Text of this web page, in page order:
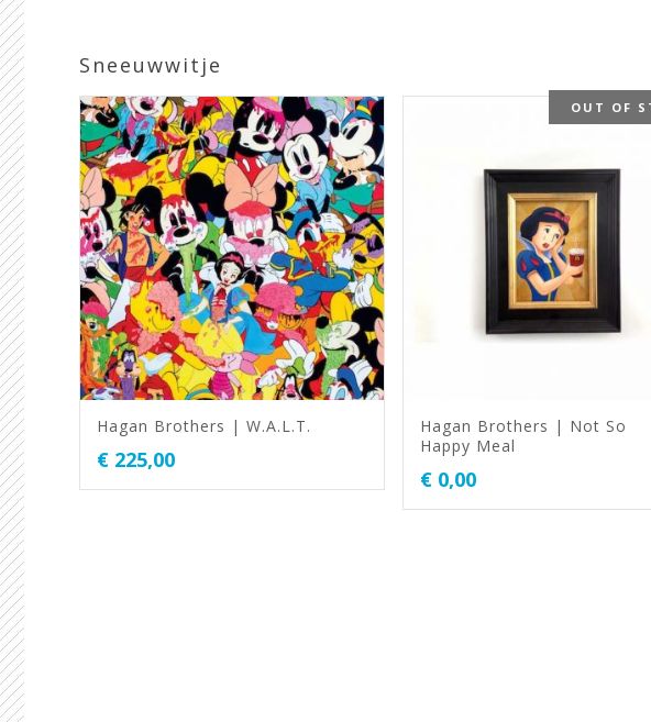
Sneeuwwitje
Hagan Brothers | W.A.L.T.
€ 225,00
OUT OF
Hagan Brothers | Not So
Happy Meal
€0,00